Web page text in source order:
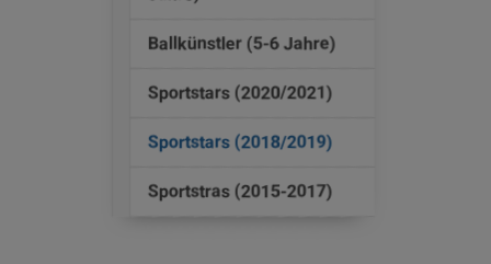
Ballkünstler (5-6 Jahre)
Sportstars (2020/2021)
Sportstars (2018/2019)
Sportstras (2015-2017)